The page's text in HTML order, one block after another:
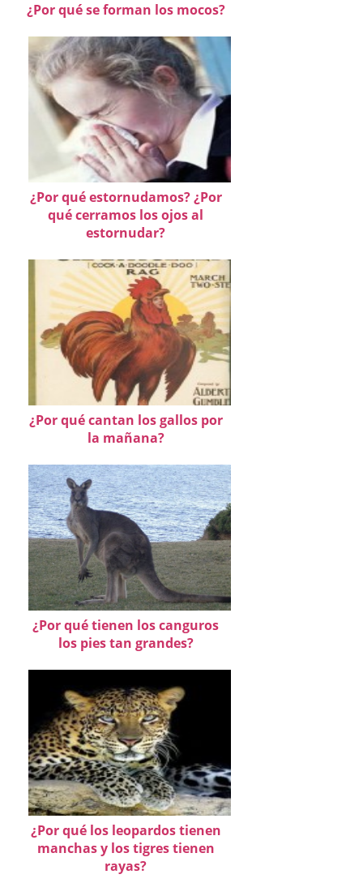
¿Por qué se forman los mocos?
¿Por qué estornudamos? ¿Por
qué cerramos los ojos al
estornudar?
¿Por qué cantan los gallos por
la mañana?
¿Por qué tienen los canguros
los pies tan grandes?
¿Por qué los leopardos tienen
manchas y los tigres tienen
rayas?